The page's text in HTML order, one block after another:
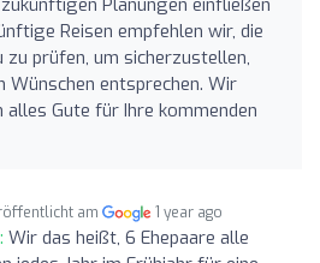
Reisen empfehlen wir, die
zu prüfen, um sicherzustellen,
Wünschen entsprechen. Wir
alles Gute für Ihre kommenden
am 1 year ago
Wir das heißt, 6 Ehepaare alle